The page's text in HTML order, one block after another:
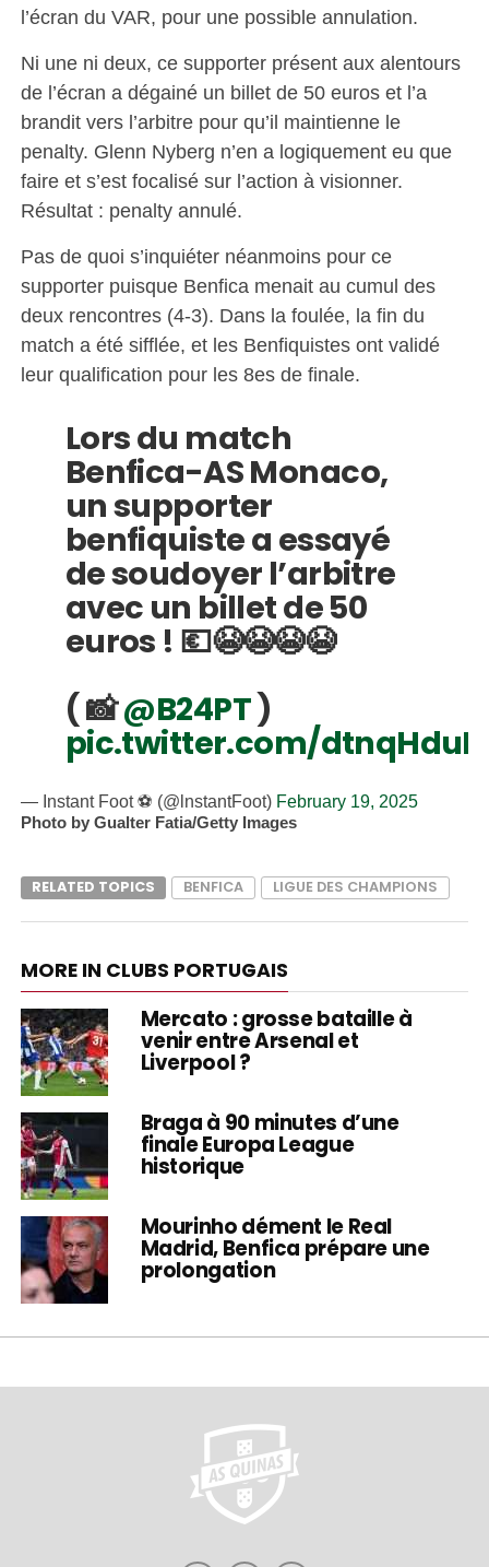
l’écran du VAR, pour une possible annulation.
Ni une ni deux, ce supporter présent aux alentours
de l’écran a dégainé un billet de 50 euros et l’a
brandit vers l’arbitre pour qu’il maintienne le
penalty. Glenn Nyberg n’en a logiquement eu que
faire et s’est focalisé sur l’action à visionner.
Résultat : penalty annulé.
Pas de quoi s’inquiéter néanmoins pour ce
supporter puisque Benfica menait au cumul des
deux rencontres (4-3). Dans la foulée, la fin du
match a été sifflée, et les Benfiquistes ont validé
leur qualification pour les 8es de finale.
Lors du match
Benfica-AS Monaco,
un supporter
benfiquiste a essayé
de soudoyer l’arbitre
avec un billet de 50
euros ! 💶😭😭😭😭
( 📸@B24PT)
pic.twitter.com/
— Instant Foot ⚽️ (@lnstantFoot) February 19, 2025
Photo by Gualter Fatia/Getty Images
RELATED TOPICS BENFICA LIGUE DES CHAMPIONS
MORE IN CLUBS PORTUGAIS
Mercato : grosse bataille à
venir entre Arsenal et
Liverpool ?
Braga à 90 minutes d’une
finale Europa League
historique
Mourinho dément le Real
Madrid, Benfica prépare une
prolongation